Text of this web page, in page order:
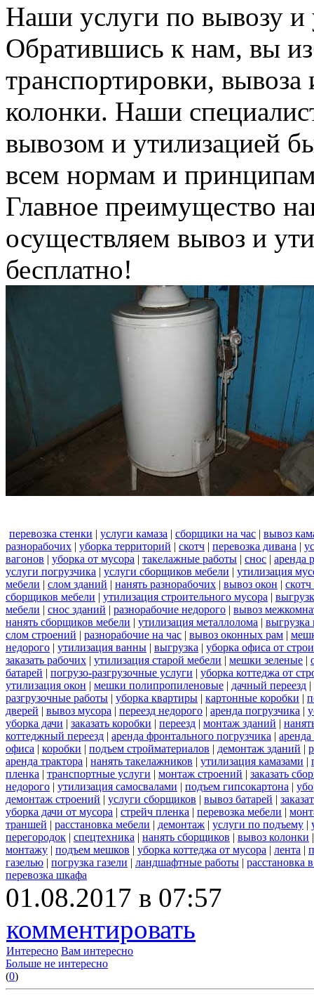
Наши услуги по вывозу и
Обратившись к нам, вы
транспортировки, вывоза
колонки. Наши
вывозом и утилизацией
всем нормам и
Главное преимущество
осуществляем вывоз и
бесплатно!
перевозка стенки | услуги камаза | сборщики на час | вывоз
разнорабочих | уборка территорий | скотч | перевозка дивана |
вагонов | уборка от мусора | такелажные работы | снос | аренда
услуги погрузчика | услуги сборщиков мебели | утилизация
мебели | слом зданий | нанять разнорабочих | вывоз окон |
сборщиков мебели | утилизация строительного мусора |
мебели | снос зданий | разнорабочие недорого | вывоз
нанять сборщиков мебели | утилизация металлолома | выгрузка
слом строений | разнорабочие на час | вывоз оконных рам |
недорого | утилизация ванны | выгрузка | уборка офиса от
заказать рабочих | утилизация старой мебели | мешки зеленые |
батарей | погрузо-разгрузочные услуги | уборка коттеджа от
утилизация окон | мешки полипропиленовые | дачный переезд |
разгрузочные работы | уборка квартиры | картонные коробки |
дверей | вывоз мусора | переезд недорого | аренда погрузчика |
уборка дачи | заказать коробки | переезд | монтаж зданий |
коттеджный переезд | аренда фронтального погрузчика |
офиса | коробки | подъем стройматериалов | демонтаж зданий |
аренда трактора | нанять такелажников | утилизация камазами |
пленка | транспортные услуги | монтаж строений | заказать
недорого | утилизация самосвалами | подъем гипсокартона |
демонтаж строений | услуги сборщиков | вывоз батарей |
уборка дачи от мусора | стрейч пленка | перевозка мебели |
траншей | расстановка мебели | демонтаж | услуги по подъему |
перегородок | спецтехника | нанять сборщиков | вывоз колонки
монтажу | подъем мешков | уборка коттеджа от мусора | лента |
газелью | погрузка газели | ландшафтные работы | расстановка
перевозка шкафа
01.08.2017 в 07:57
комментировать
Интересно Вам интересно
Больше не интересно
(0)